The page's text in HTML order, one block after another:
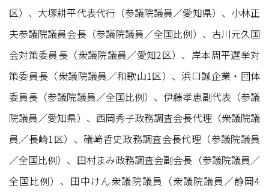
区）、大塚耕平代表代行（参議院議員／愛知県）、小林正
夫参議院議員会長（参議院議員／全国比例）、古川元久国
会対策委員長（衆議院議員／愛知2区）、岸本周平選挙対
策委員長（衆議院議員／和歌山1区）、浜口誠企業・団体
委員長（参議院議員／全国比例）、伊藤孝恵副代表（参議
院議員／愛知県）、西岡秀子政務調査会長代理（衆議院議
員／長崎1区）、礒﨑哲史政務調査会長代理（参議院議員
／全国比例）、田村まみ政務調査会副会長（参議院議員／
全国比例）、田中けん衆議院議員（衆議院議員／静岡4